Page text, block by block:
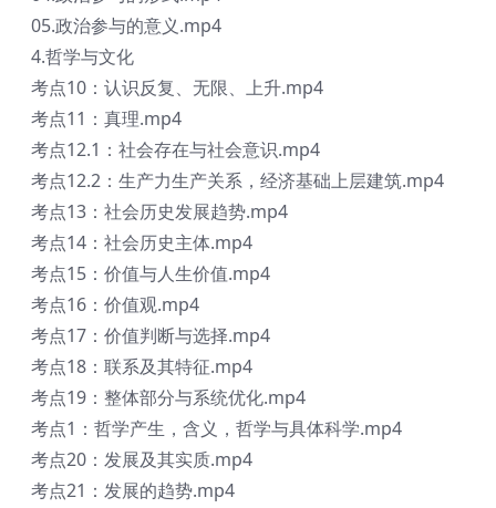
05.政治参与的意义.mp4
4.哲学与文化
考点10：认识反复、无限、上升.mp4
考点11：真理.mp4
考点12.1：社会存在与社会意识.mp4
考点12.2：生产力生产关系，经济基础上层建筑.mp4
考点13：社会历史发展趋势.mp4
考点14：社会历史主体.mp4
考点15：价值与人生价值.mp4
考点16：价值观.mp4
考点17：价值判断与选择.mp4
考点18：联系及其特征.mp4
考点19：整体部分与系统优化.mp4
考点1：哲学产生，含义，哲学与具体科学.mp4
考点20：发展及其实质.mp4
考点21：发展的趋势.mp4